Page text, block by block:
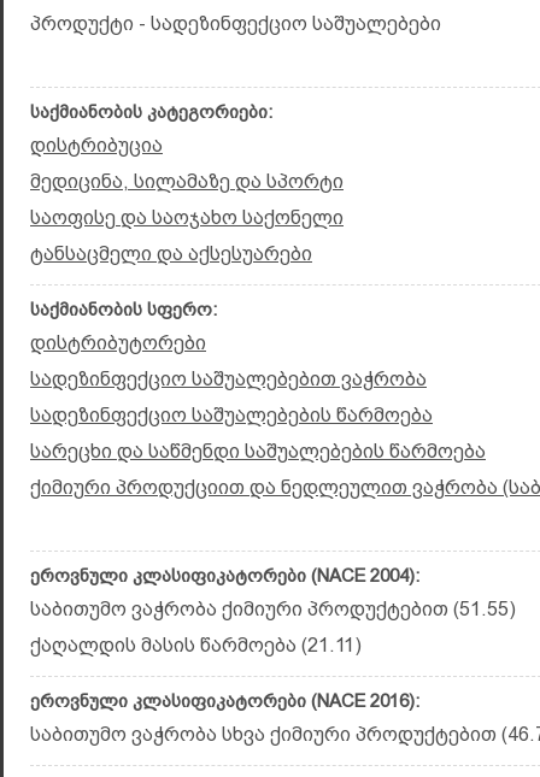
პროდუქტი - სადეზინფექციო საშუალებები
საქმიანობის კატეგორიები:
დისტრიბუცია
მედიცინა, სილამაზე და სპორტი
საოფისე და საოჯახო საქონელი
ტანსაცმელი და აქსესუარები
საქმიანობის სფერო:
დისტრიბუტორები
სადეზინფექციო საშუალებებით ვაჭრობა
სადეზინფექციო საშუალებების წარმოება
სარეცხი და საწმენდი საშუალებების წარმოება
ქიმიური პროდუქციით და ნედლეულით ვაჭრობა
ეროვნული კლასიფიკატორები (NACE 2004):
საბითუმო ვაჭრობა ქიმიური პროდუქტებით (51.55)
ქაღალდის მასის წარმოება (21.11)
ეროვნული კლასიფიკატორები (NACE 2016):
საბითუმო ვაჭრობა სხვა ქიმიური პროდუქტებით